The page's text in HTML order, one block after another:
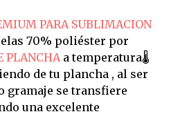
PARA SUBLIMACION
70% poliéster por
PLANCHA a temperatura🌡️
de tu plancha , al ser
gramaje se transfiere
una excelente